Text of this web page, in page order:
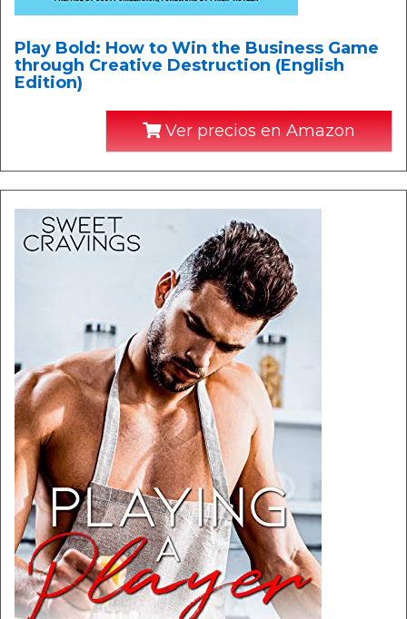
Play Bold: How to Win the Business Game
through Creative Destruction (English
Edition)
Ver precios en Amazon